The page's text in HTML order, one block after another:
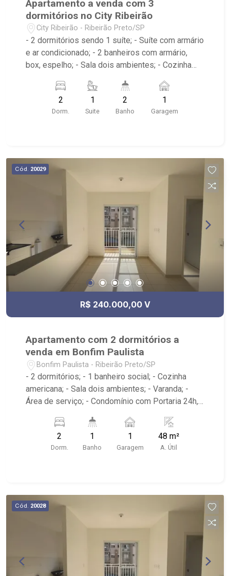
Apartamento a venda com 3
dormitórios no City Ribeirão
City Ribeirão - Ribeirão Preto/SP
- 2 dormitórios sendo 1 suíte; - Suíte com armário
e ar condicionado; - 2 banheiros com armário,
box, espelho; - Sala dois ambientes; - Cozinha
armário; - Condomínio com Quadra poliesportiva,
Playground, Piscinas adulto e infantil, Área
gourmet com churrasqueira, Salão de festas,
2
Dorm.
1
Suite
2
Banho
1
Garagem
Cód. 20029
R$ 240.000,00 V
Apartamento com 2 dormitórios a
venda em Bonfim Paulista
Bonfim Paulista - Ribeirão Preto/SP
- 2 dormitórios; - 1 banheiro social; - Cozinha
americana; - Sala dois ambientes; - Varanda; -
Área de serviço; - Condomínio com Portaria 24h,
Próximo à DaniBe FullStore, Bola na Grama
Bonfim, Baterias Batex, supermercado Gricki e
Centro de Bonfim;
2
Dorm.
1
Banho
1
Garagem
48 m²
A. Útil
Cód. 20028